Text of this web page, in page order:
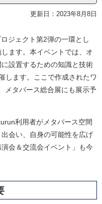
更新日：2023年8月8日
ジェクト第2弾の一環とし
ます。本イベントでは、オ
設置するための知識と技術
します。ここで作成されたワ
メタバース総合展にも展示予
利用者がメタバース空間
会い、自身の可能性を広げ
会＆交流会イベント」も今